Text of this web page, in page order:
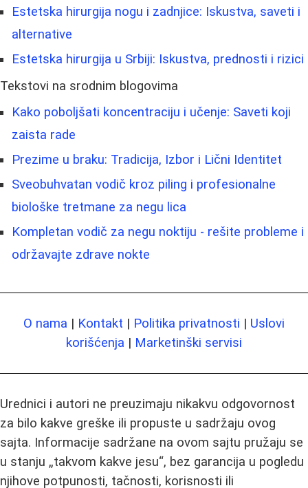
Estetska hirurgija nogu i zadnjice: Iskustva, saveti i
alternative
Estetska hirurgija u Srbiji: Iskustva, prednosti i rizici
Tekstovi na srodnim blogovima
Kako poboljšati koncentraciju i učenje: Saveti koji
zaista rade
Prezime u braku: Tradicija, Izbor i Lični Identitet
Sveobuhvatan vodič kroz piling i profesionalne
biološke tretmane za negu lica
Kompletan vodič za negu noktiju - rešite probleme i
održavajte zdrave nokte
O nama | Kontakt | Politika privatnosti | Uslovi
korišćenja | Marketinški servisi
Urednici i autori ne preuzimaju nikakvu odgovornost
za bilo kakve greške ili propuste u sadržaju ovog
sajta. Informacije sadržane na ovom sajtu pružaju se
u stanju „takvom kakve jesu“, bez garancija u pogledu
njihove potpunosti, tačnosti, korisnosti ili